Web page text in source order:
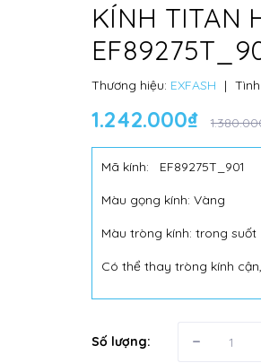
KÍNH TITAN
Thương hiệu: EXFASH |
1.242.000₫
Mã kính: EF89275T_901
Màu gọng kính: Vàng
Màu tròng kính: trong suốt
Có thể thay tròng kính
Số lượng: -